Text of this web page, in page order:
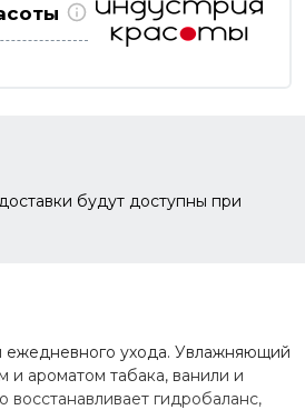
будут доступны при
ежедневного ухода. Увлажняющий
и ароматом табака, ванили и
восстанавливает гидробаланс,